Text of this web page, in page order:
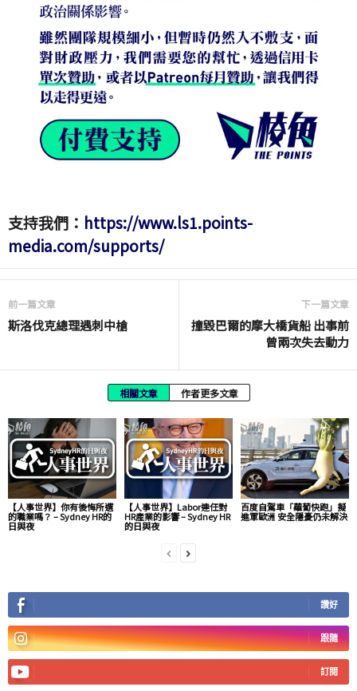
支持我們： https://www.ls1.points-
media.com/supports/
前一篇文章
斯洛伐克總理遇刺中槍
下一篇文章
撞毀巴爾的摩大橋貨船 出事前
曾兩次失去動力
相關文章 作者更多文章
【人事世界】你有後悔所選
的職業嗎？ – Sydney HR的
日與夜
【人事世界】Labor連任對
HR產業的影響 – Sydney HR
的日與夜
百度自駕車「蘿蔔快跑」擬
進軍歐洲 安全隱憂仍未解決
讚好
跟隨
訂閱